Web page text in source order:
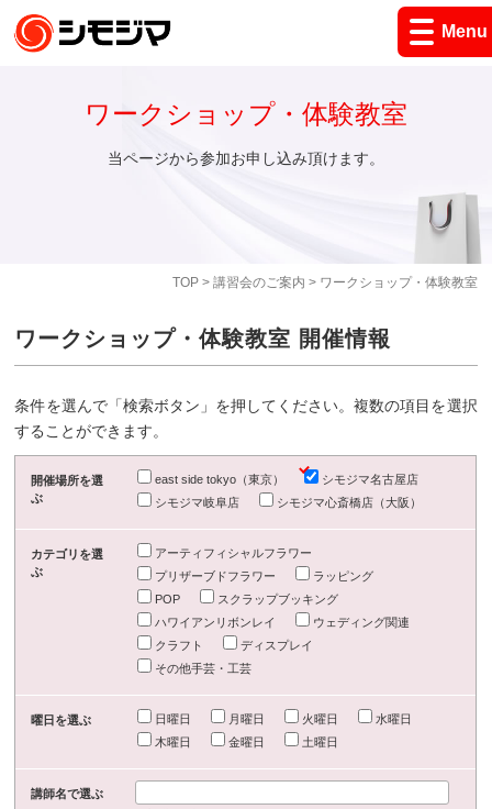
Menu
TOP> 講習会のご案内 > ワークショップ・体験教室
ワークショップ・体験教室
当ページから参加お申し込み頂けます。
ワークショップ・体験教室 開催情報
条件を選んで「検索ボタン」を押してください。複数の項目を選択
することができます。
開催場所を選
ぶ
east side tokyo（東京）
シモジマ名古屋店
シモジマ岐阜店
シモジマ心斎橋店（大阪）
カテゴリを選
ぶ
アーティフィシャルフラワー
プリザーブドフラワー
ラッピング
POP
スクラップブッキング
ハワイアンリボンレイ
ウェディング関連
クラフト
ディスプレイ
その他手芸・工芸
曜日を選ぶ 日曜日 月曜日 火曜日
水曜日
木曜日
金曜日 土曜日
講師名で選ぶ